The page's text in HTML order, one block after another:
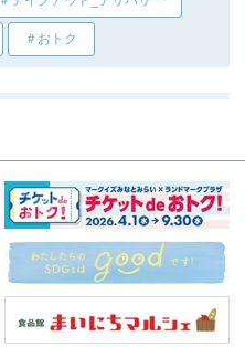
＃おトク